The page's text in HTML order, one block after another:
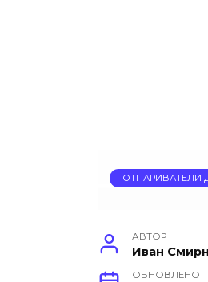
ОТПАРИВАТЕЛИ
АВТОР
Иван
ОБНОВЛЕНО